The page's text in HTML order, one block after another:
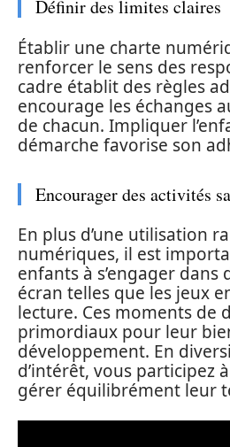
Définir des limites claires
Établir une charte
renforcer le sens des
cadre établit des règles
encourage les échanges
de chacun. Impliquer
démarche favorise son
Encourager des activités
En plus d’une utilisation
numériques, il est
enfants à s’engager dans
écran telles que les jeux
lecture. Ces moments de
primordiaux pour leur
développement. En
d’intérêt, vous participez
gérer équilibrément leur